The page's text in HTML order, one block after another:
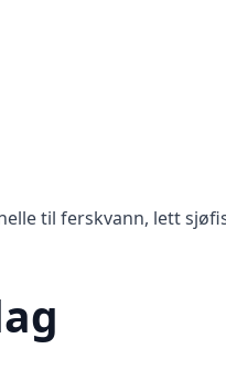
til ferskvann, lett